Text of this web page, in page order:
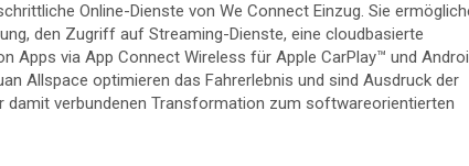
Online-Dienste von We Connect Einzug. Sie
den Zugriff auf Streaming-Dienste, eine cloudbasierte
Apps via App Connect Wireless für Apple CarPlay™ und
Allspace optimieren das Fahrerlebnis und sind Ausdruck der
damit verbundenen Transformation zum softwareorientierten